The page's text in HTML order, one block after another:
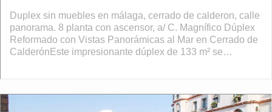
Duplex sin muebles en málaga, cerrado de calderon, calle
panorama. 8 planta con ascensor, a/ C. Magnífico Dúplex
Reformado con Vistas Panorámicas al Mar en Cerrado de
CalderónEste impresionante dúplex de 133 m² se